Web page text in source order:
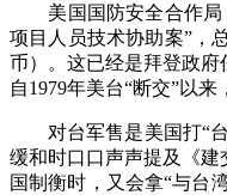
美国国防安全合作局
项目人员技术协助案”，
币）。这已经是拜登政府
自1979年美台“断交”以来
对台军售是美国打“台
缓和时口口声声提及《建
国制衡时，又会拿“与台